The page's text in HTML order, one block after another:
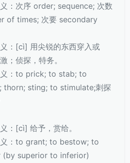
：次序 order; sequence; 次数
of times; 次要 secondary
：[cì] 用尖锐的东西穿入或
；侦探，特务。
：to prick; to stab; to
thorn; sting; to stimulate;刺探
：[cì] 给予，赏给。
：to grant; to bestow; to
(by superior to inferior)